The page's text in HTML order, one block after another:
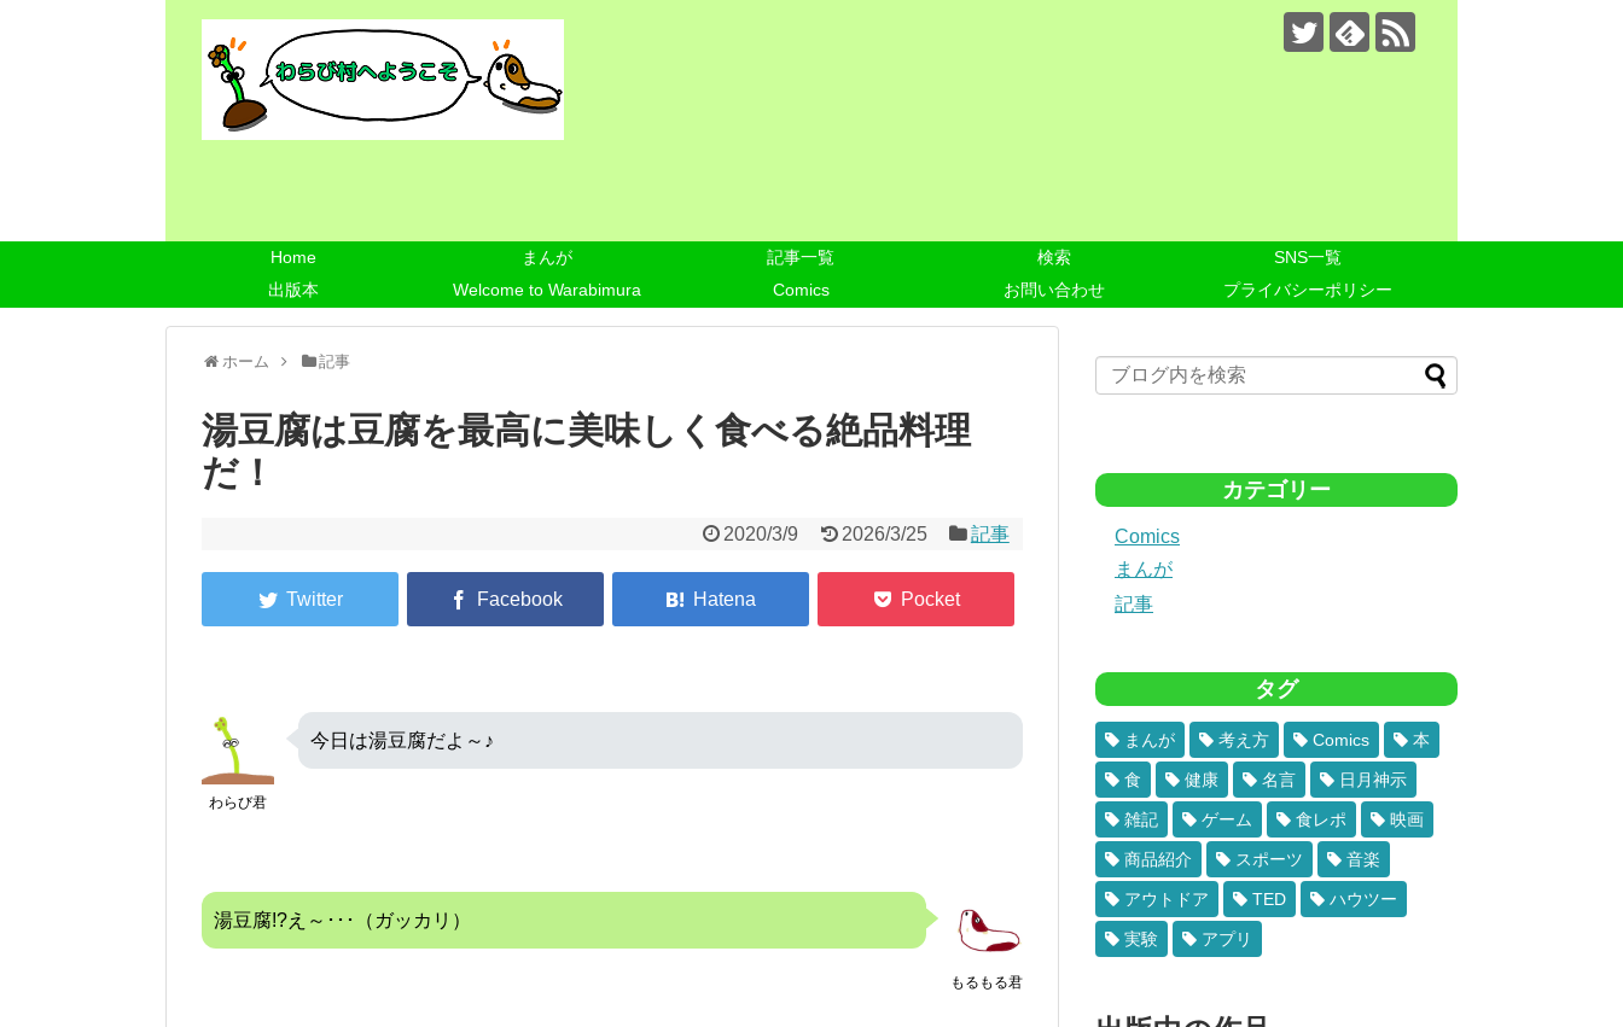
Home まんが 記事一覧 検索
SNS一覧
出版本
Welcome to Warabimura Comics お問い合わせ プライバシーポリシー
ホーム 記事
湯豆腐は豆腐を最高に美味しく食べる絶品料理
だ！
2020/3/9 2026/3/25 記事
わらび君
今日は湯豆腐だよ～♪
もるもる君
湯豆腐!?え～･･･（ガッカリ）
カテゴリー
Comics
まんが
記事
タグ
まんが 考え方 Comics 本
食 健康 名言 日月神示
雑記 ゲーム 食レポ 映画
商品紹介 スポーツ 音楽
アウトドア TED ハウツー
実験 アプリ